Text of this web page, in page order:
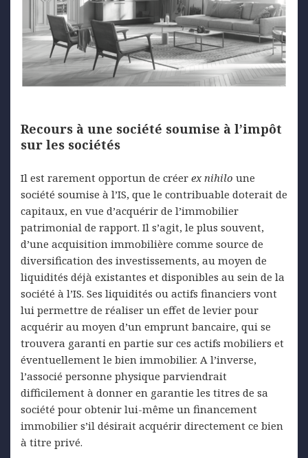
Recours à une société soumise à l’impôt
sur les sociétés
Il est rarement opportun de créer ex nihilo une
société soumise à l’IS, que le contribuable doterait de
capitaux, en vue d’acquérir de l’immobilier
patrimonial de rapport. Il s’agit, le plus souvent,
d’une acquisition immobilière comme source de
diversification des investissements, au moyen de
liquidités déjà existantes et disponibles au sein de la
société à l’IS. Ses liquidités ou actifs financiers vont
lui permettre de réaliser un effet de levier pour
acquérir au moyen d’un emprunt bancaire, qui se
trouvera garanti en partie sur ces actifs mobiliers et
éventuellement le bien immobilier. A l’inverse,
l’associé personne physique parviendrait
difficilement à donner en garantie les titres de sa
société pour obtenir lui-même un financement
immobilier s’il désirait acquérir directement ce bien
à titre privé.